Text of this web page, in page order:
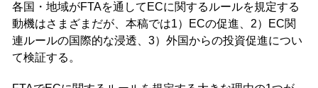
各国・地域がFTAを通してECに関するルールを規定する
動機はさまざまだが、本稿では1）ECの促進、2）EC関
連ルールの国際的な浸透、3）外国からの投資促進につい
て検証する。